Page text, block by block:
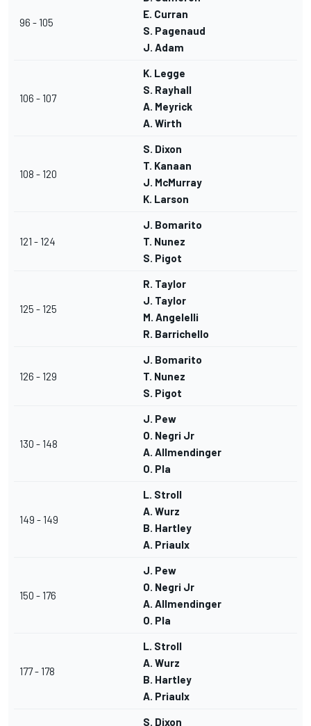
96 - 105
E. Curran
S. Pagenaud
J. Adam
106 - 107
K. Legge
S. Rayhall
A. Meyrick
A. Wirth
108 - 120
S. Dixon
T. Kanaan
J. McMurray
K. Larson
121 - 124
J. Bomarito
T. Nunez
S. Pigot
125 - 125
R. Taylor
J. Taylor
M. Angelelli
R. Barrichello
126 - 129
J. Bomarito
T. Nunez
S. Pigot
130 - 148
J. Pew
O. Negri Jr
A. Allmendinger
O. Pla
149 - 149
L. Stroll
A. Wurz
B. Hartley
A. Priaulx
150 - 176
J. Pew
O. Negri Jr
A. Allmendinger
O. Pla
177 - 178
L. Stroll
A. Wurz
B. Hartley
A. Priaulx
S. Dixon